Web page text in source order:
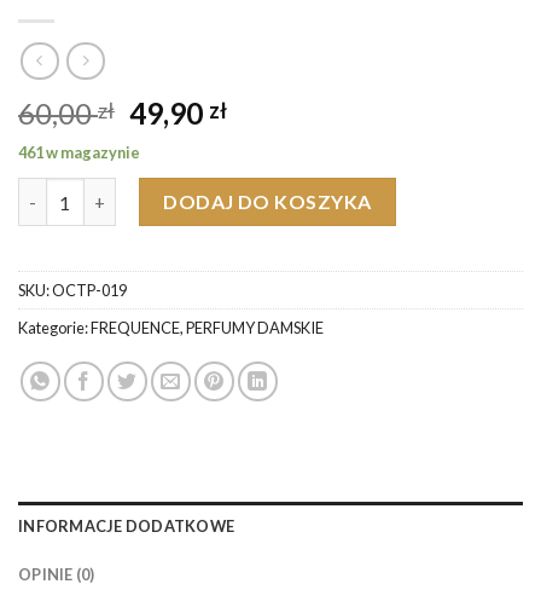
60,00zł Pierwotna
cena
wynosiła:
60,00 zł.
49,90 złAktualna
wynosi:
49,90 zł.
461 w magazynie
DODAJ DO KOSZYKA
SKU:OCTP-019
Kategorie:FREQUENCE,PERFUMY DAMSKIE
INFORMACJE DODATKOWE
OPINIE (0)